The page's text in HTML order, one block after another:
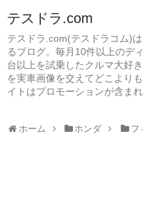
テスドラ.com
テスドラ.com(テスドラコム)
るブログ。毎月10件以上のデ
台以上を試乗したクルマ大好
を実車画像を交えてどこより
イトはプロモーションが含まれ
ホーム ホンダ フ